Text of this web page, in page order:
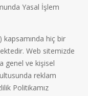
Yasal İşlem
kapsamında hiç bir
Web sitemizde
genel ve kişisel
reklam
Politikamız